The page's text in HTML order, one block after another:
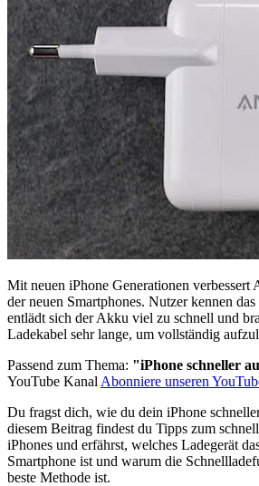
Mit neuen iPhone Generationen verbessert
der neuen Smartphones. Nutzer kennen
entlädt sich der Akku viel zu schnell und
Ladekabel sehr lange, um vollständig
Passend zum Thema: "iPhone schneller
YouTube Kanal Abonniere unseren
Du fragst dich, wie du dein iPhone
diesem Beitrag findest du Tipps zum
iPhones und erfährst, welches Ladegerät
Smartphone ist und warum die
beste Methode ist.